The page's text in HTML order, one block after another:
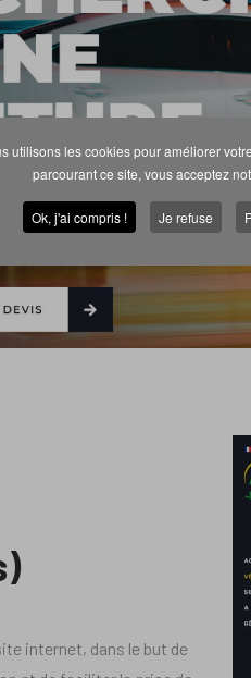
utilisons les cookies pour améliorer
parcourant ce site, vous acceptez
Ok, j'ai compris ! Je refuse
internet, dans le but de